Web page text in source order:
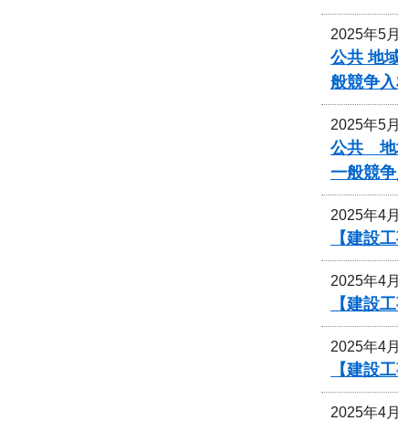
2025年5
公共 地
般競争
2025年5
公共 地
一般競
2025年4
【建設
2025年4
【建設
2025年4
【建設
2025年4